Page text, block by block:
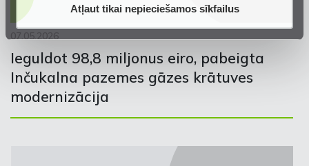
Atļaut tikai nepieciešamos sīkfailus
07.05.2026
Ieguldot 98,8 miljonus eiro, pabeigta
Inčukalna pazemes gāzes krātuves
modernizācija